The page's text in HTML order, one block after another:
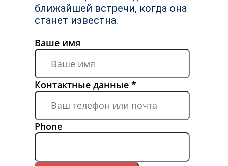
ближайшей встречи, когда она
станет известна.
Ваше имя
Контактные данные *
Phone